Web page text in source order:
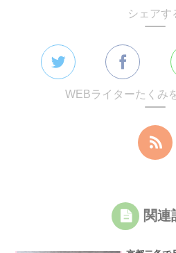
シェアす
WEBライターたくみ
関連